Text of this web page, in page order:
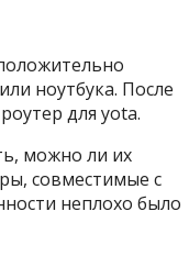
ноутбука. После
для yota.
можно ли их
совместимые с
неплохо было